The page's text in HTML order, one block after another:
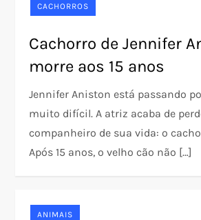
CACHORROS
Cachorro de Jennifer
morre aos 15 anos
Jennifer Aniston está passando
muito difícil. A atriz acaba de
companheiro de sua vida: o
Após 15 anos, o velho cão não […]
ANIMAIS